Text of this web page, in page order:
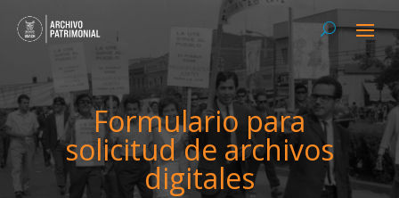
Formulario para
solicitud de archivos
digitales